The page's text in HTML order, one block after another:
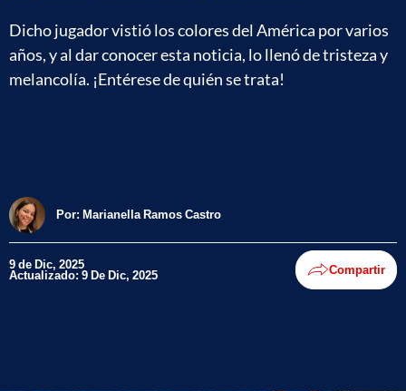
Dicho jugador vistió los colores del América por varios
años, y al dar conocer esta noticia, lo llenó de tristeza y
melancolía. ¡Entérese de quién se trata!
Por: Marianella Ramos Castro
9 de Dic, 2025
Actualizado: 9 De Dic, 2025 Compartir